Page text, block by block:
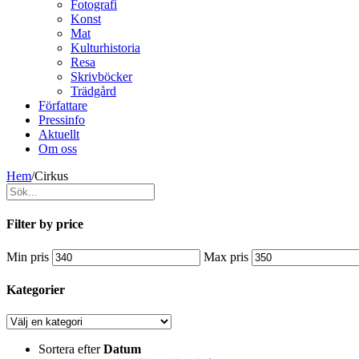
Fotografi
Konst
Mat
Kulturhistoria
Resa
Skrivböcker
Trädgård
Författare
Pressinfo
Aktuellt
Om oss
Hem/Cirkus
Filter by price
Min pris Max pris
Kategorier
Sortera efterDatum